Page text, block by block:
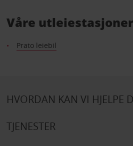
Våre utleiestasjoner
Prato leiebil
HVORDAN KAN VI HJELPE
TJENESTER